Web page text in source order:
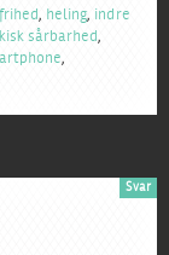
frihed, heling, indre
sårbarhed,
,
Svar